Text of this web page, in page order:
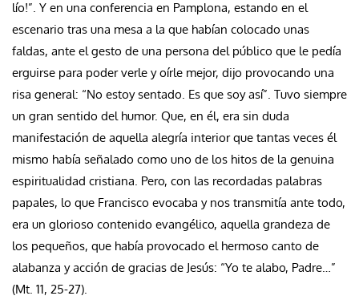
lío!”. Y en una conferencia en Pamplona, estando en el
escenario tras una mesa a la que habían colocado unas
faldas, ante el gesto de una persona del público que le pedía
erguirse para poder verle y oírle mejor, dijo provocando una
risa general: “No estoy sentado. Es que soy así”. Tuvo siempre
un gran sentido del humor. Que, en él, era sin duda
manifestación de aquella alegría interior que tantas veces él
mismo había señalado como uno de los hitos de la genuina
espiritualidad cristiana. Pero, con las recordadas palabras
papales, lo que Francisco evocaba y nos transmitía ante todo,
era un glorioso contenido evangélico, aquella grandeza de
los pequeños, que había provocado el hermoso canto de
alabanza y acción de gracias de Jesús: “Yo te alabo, Padre…”
(Mt. 11, 25-27).